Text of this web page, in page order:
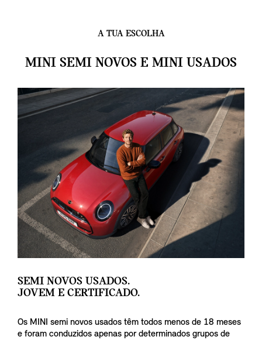
A TUA ESCOLHA
MINI SEMI NOVOS E MINI USADOS
SEMI NOVOS USADOS.
JOVEM E CERTIFICADO.
Os MINI semi novos usados têm todos menos de 18 meses
e foram conduzidos apenas por determinados grupos de